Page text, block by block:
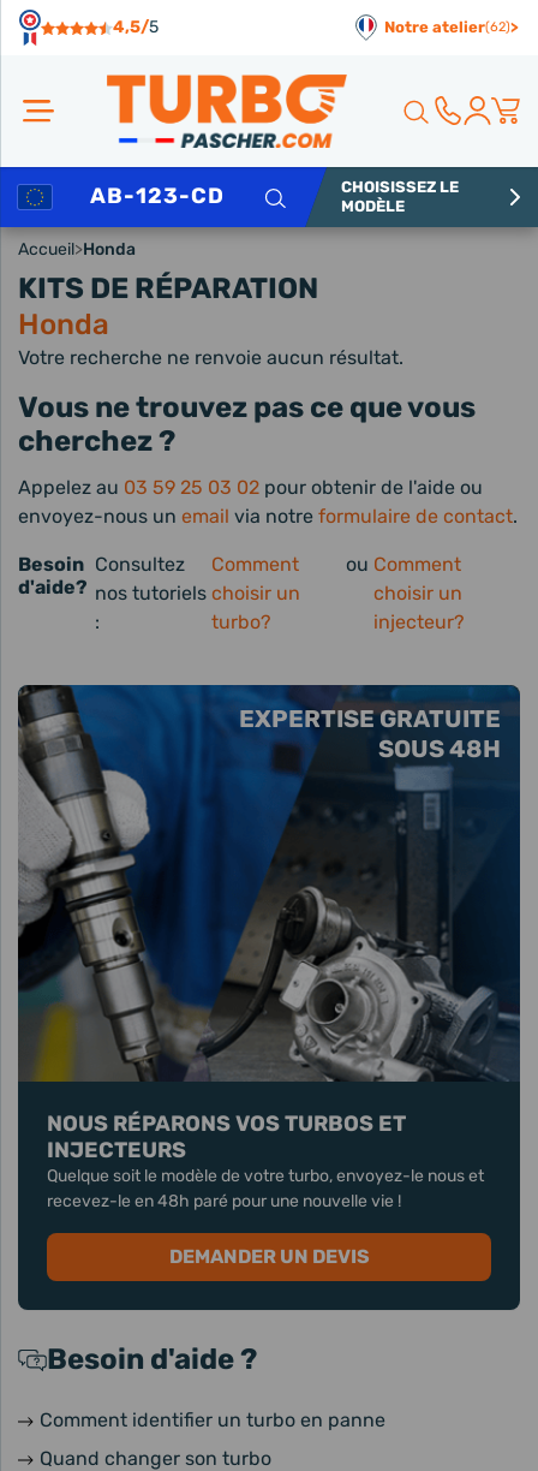
4,5/5 Notre atelier(62)>
Rechercher
CHOISISSEZ LE
MODÈLE
Accueil>Honda
KITS DE RÉPARATION
Honda
EXPERTISE GRATUITE
SOUS 48H
NOUS RÉPARONS VOS TURBOS ET
INJECTEURS
Quelque soit le modèle de votre turbo, envoyez-le nous et
recevez-le en 48h paré pour une nouvelle vie !
DEMANDER UN DEVIS
Besoin d'aide ?
Comment identifier un turbo en panne
Quand changer son turbo
Votre recherche ne renvoie aucun résultat.
Vous ne trouvez pas ce que vous
cherchez ?
Appelez au 03 59 25 03 02 pour obtenir de l'aide ou
envoyez-nous un email via notre formulaire de contact.
Besoin
d'aide?
Consultez
nos tutoriels
:
Comment
choisir un
turbo?
ou Comment
choisir un
injecteur?
Panneau de gestion des cookies